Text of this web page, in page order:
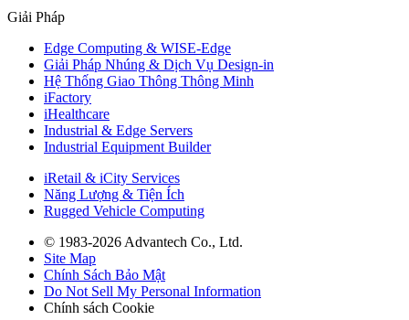
Giải Pháp
Edge Computing & WISE-Edge
Giải Pháp Nhúng & Dịch Vụ Design-in
Hệ Thống Giao Thông Thông Minh
iFactory
iHealthcare
Industrial & Edge Servers
Industrial Equipment Builder
iRetail & iCity Services
Năng Lượng & Tiện Ích
Rugged Vehicle Computing
© 1983-2026 Advantech Co., Ltd.
Site Map
Chính Sách Bảo Mật
Do Not Sell My Personal Information
Chính sách Cookie